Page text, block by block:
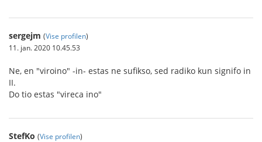
sergejm (Vise profilen)
11. jan. 2020 10.45.53
Ne, en "viroino" -in- estas ne sufikso, sed radiko kun signifo in
II.
Do tio estas "vireca ino"
StefKo (Vise profilen)